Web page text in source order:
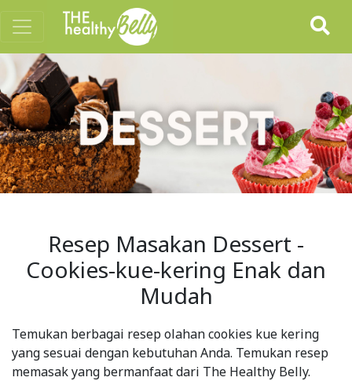
Resep Masakan Dessert -
Cookies-kue-kering Enak dan
Mudah
Temukan berbagai resep olahan cookies kue kering
yang sesuai dengan kebutuhan Anda. Temukan resep
memasak yang bermanfaat dari The Healthy Belly.